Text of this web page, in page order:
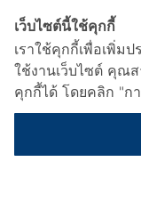
เว็บไซต์นี้ใช้คุกกี้
เราใช้คุกกี้เพื่อเพิ่ม
ใช้งานเว็บไซต์ คุณ
คุกกี้ได้ โดยคลิก "ก